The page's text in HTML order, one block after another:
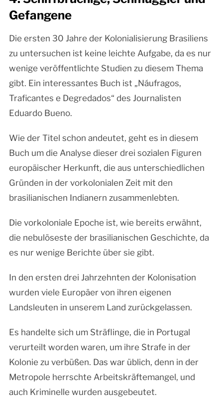
Gefangene
Die ersten 30 Jahre der Kolonialisierung Brasiliens
zu untersuchen ist keine leichte Aufgabe, da es nur
wenige veröffentlichte Studien zu diesem Thema
gibt. Ein interessantes Buch ist „Náufragos,
Traficantes e Degredados“ des Journalisten
Eduardo Bueno.
Wie der Titel schon andeutet, geht es in diesem
Buch um die Analyse dieser drei sozialen Figuren
europäischer Herkunft, die aus unterschiedlichen
Gründen in der vorkolonialen Zeit mit den
brasilianischen Indianern zusammenlebten.
Die vorkoloniale Epoche ist, wie bereits erwähnt,
die nebulöseste der brasilianischen Geschichte, da
es nur wenige Berichte über sie gibt.
In den ersten drei Jahrzehnten der Kolonisation
wurden viele Europäer von ihren eigenen
Landsleuten in unserem Land zurückgelassen.
Es handelte sich um Sträflinge, die in Portugal
verurteilt worden waren, um ihre Strafe in der
Kolonie zu verbüßen. Das war üblich, denn in der
Metropole herrschte Arbeitskräftemangel, und
auch Kriminelle wurden ausgebeutet.